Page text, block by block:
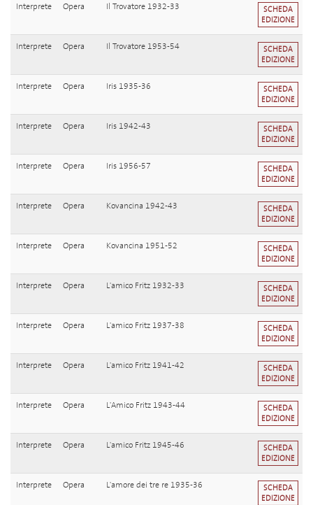
Interprete Opera Il Trovatore 1932-33
SCHEDA
EDIZIONE
Interprete Opera Il Trovatore 1953-54
SCHEDA
EDIZIONE
Interprete Opera Iris 1935-36
SCHEDA
EDIZIONE
Interprete Opera Iris 1942-43
SCHEDA
EDIZIONE
Interprete Opera Iris 1956-57
SCHEDA
EDIZIONE
Interprete Opera Kovancina 1942-43
SCHEDA
EDIZIONE
Interprete Opera Kovancina 1951-52
SCHEDA
EDIZIONE
Interprete Opera L'amico Fritz 1932-33
SCHEDA
EDIZIONE
Interprete Opera L'amico Fritz 1937-38
SCHEDA
EDIZIONE
Interprete Opera L'amico Fritz 1941-42
SCHEDA
EDIZIONE
Interprete Opera L'Amico Fritz 1943-44
SCHEDA
EDIZIONE
Interprete Opera L'amico Fritz 1945-46
SCHEDA
EDIZIONE
Interprete Opera L'amore dei tre re 1935-36
SCHEDA
EDIZIONE